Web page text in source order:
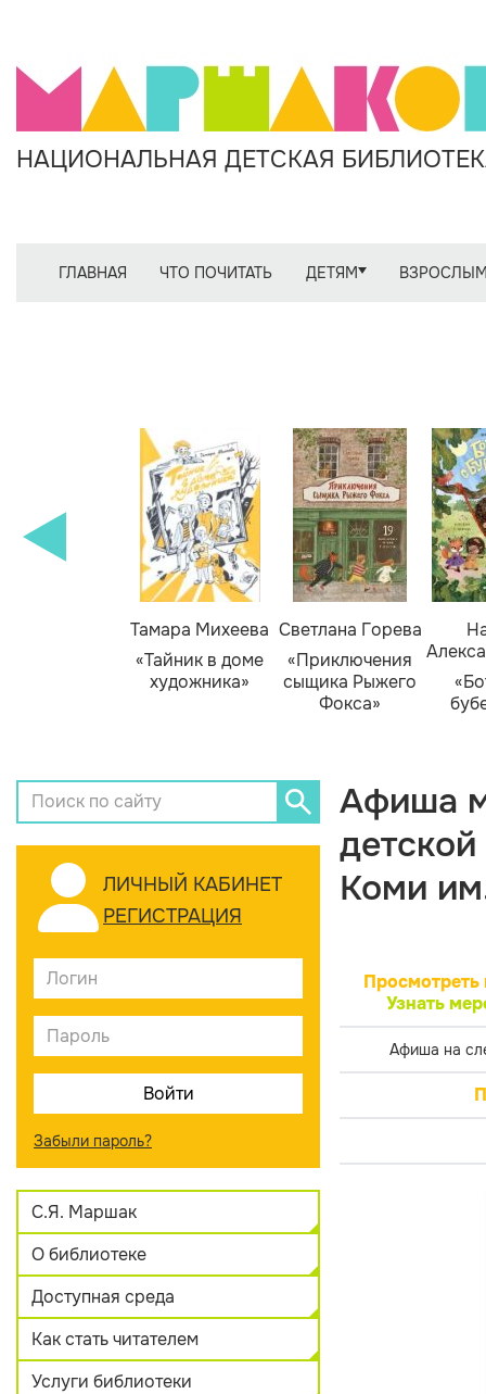
НАЦИОНАЛЬНАЯ ДЕТСКАЯ
ГЛАВНАЯ ЧТО ПОЧИТАТЬ ДЕТЯМ
Тамара Михеева
«Тайник в доме
художника»
Светлана Горева
«Приключения
сыщика Рыжего
Фокса»
ЛИЧНЫЙ КАБИНЕТ
РЕГИСТРАЦИЯ
Забыли пароль?
С.Я. Маршак
О библиотеке
Доступная среда
Как стать читателем
Услуги библиотеки
Афиша
Коми
Просмотреть
Узнать
Афиша на